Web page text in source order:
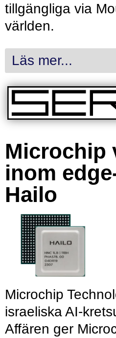
tillgängliga via
världen.
Läs mer...
Microchip
inom
Hailo
Microchip
israeliska AI-
Affären ger